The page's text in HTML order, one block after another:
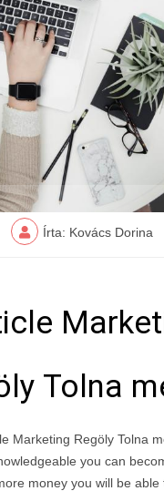
Írta: Kovács Dorina
Tolna
Marketing Regöly Tolna
you can
money you will be able